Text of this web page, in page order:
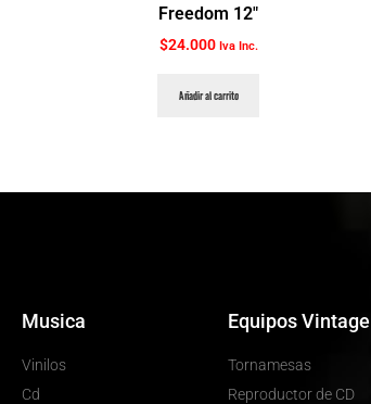
Freedom 12″
$24.000 Iva Inc.
Añadir al carrito
Musica
Vinilos
Cd
Equipos Vintage
Tornamesas
Reproductor de CD